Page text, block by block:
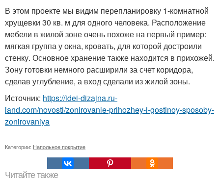
В этом проекте мы видим перепланировку 1-комнатной
хрущевки 30 кв. м для одного человека. Расположение
мебели в жилой зоне очень похоже на первый пример:
мягкая группа у окна, кровать, для которой достроили
стенку. Основное хранение также находится в прихожей.
Зону готовки немного расширили за счет коридора,
сделав углубление, а вход сделали из жилой зоны.
Источник: https://idei-dizajna.ru-
land.com/novosti/zonirovanie-prihozhey-i-gostinoy-sposoby-
zonirovaniya
Категории: Напольное покрытие
Читайте также